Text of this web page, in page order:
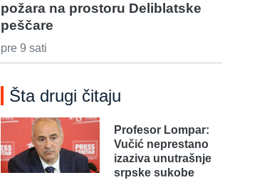
požara na prostoru Deliblatske
peščare
pre 9 sati
Šta drugi čitaju
Profesor Lompar:
Vučić neprestano
izaziva unutrašnje
srpske sukobe